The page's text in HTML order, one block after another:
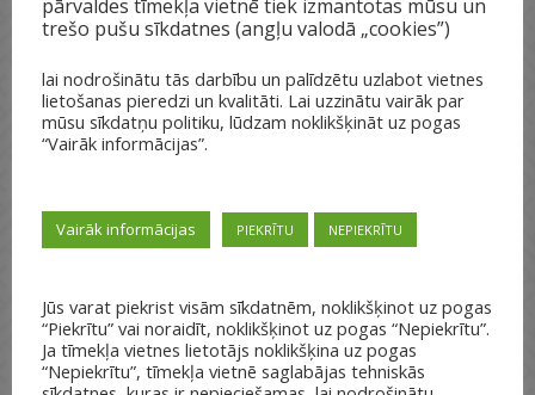
(sk.pielikumā). PPNL 03.10.2016
deprecated in
Paziņojums par plānoto līgumu
6. septembris, 2016 Admin
pārvaldes tīmekļa vietnē tiek izmantotas mūsu un
trešo pušu sīkdatnes (angļu valodā „cookies”)
lai nodrošinātu tās darbību un palīdzētu uzlabot vietnes
lietošanas pieredzi un kvalitāti. Lai uzzinātu vairāk par
mūsu sīkdatņu politiku, lūdzam noklikšķināt uz pogas
“Vairāk informācijas”.
Vairāk informācijas PIEKRĪTU NEPIEKRĪTU
Jūs varat piekrist visām sīkdatnēm, noklikšķinot uz pogas
“Piekrītu” vai noraidīt, noklikšķinot uz pogas “Nepiekrītu”.
Ja tīmekļa vietnes lietotājs noklikšķina uz pogas
“Nepiekrītu”, tīmekļa vietnē saglabājas tehniskās